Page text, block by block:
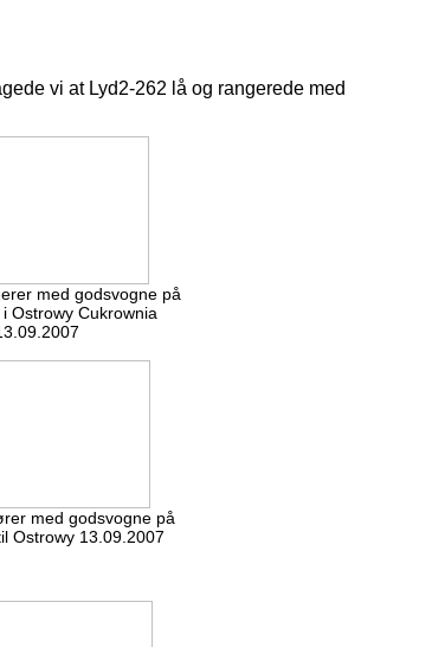
vi at Lyd2-262 lå og rangerede med
med godsvogne på
Ostrowy Cukrownia
med godsvogne på
Ostrowy 13.09.2007